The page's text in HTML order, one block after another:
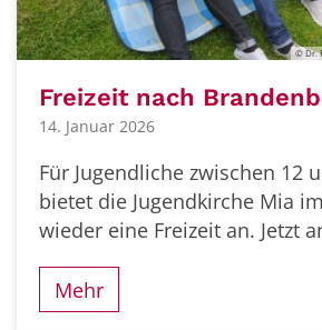
© Dr.
Freizeit nach
14. Januar 2026
Für Jugendliche zwischen 12
bietet die Jugendkirche Mia
wieder eine Freizeit an. Jetzt
Mehr